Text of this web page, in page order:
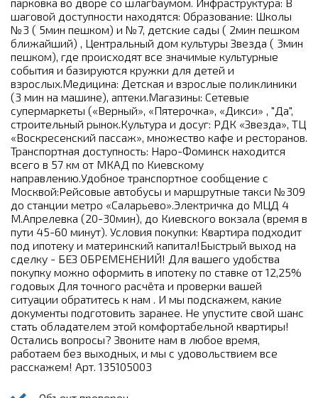
шаговой доступности находятся: Образование: Школы
№3 ( 5мин пешком) и №7, детские сады ( 2мин пешком
ближайший) , Центральный дом культуры Звезда ( 3мин
пешком), где происходят все значимые культурные
события и базируются кружки для детей и
взрослых.Медицина: Детская и взрослые поликлиники
(3 мин на машине), аптеки.Магазины: Сетевые
супермаркеты («Верный», «Пятерочка», «Дикси» , "Да",
строительный рынок.Культура и досуг: РДК «Звезда», ТЦ
«Воскресенский пассаж», множество кафе и ресторанов.
Транспортная доступность: Наро-Фоминск находится
всего в 57 км от МКАД по Киевскому
направлению.Удобное транспортное сообщение с
Москвой:Рейсовые автобусы и маршрутные такси №309
до станции метро «Саларьево».Электричка до МЦД 4
М.Апрелевка (20-30мин), до Киевского вокзала (время в
пути 45-60 минут). Условия покупки: Квартира подходит
под ипотеку и материнский капитал!Быстрый выход на
сделку - БЕЗ ОБРЕМЕНЕНИЙ! Для вашего удобства
покупку можно оформить в ипотеку по ставке от 12,25%
годовых Для точного расчёта и проверки вашей
ситуации обратитесь к нам . И мы подскажем, какие
документы подготовить заранее. Не упустите свой шанс
стать обладателем этой комфортабельной квартиры!
Остались вопросы? Звоните нам в любое время,
работаем без выходных, и мы с удовольствием все
расскажем! Арт. 135105003